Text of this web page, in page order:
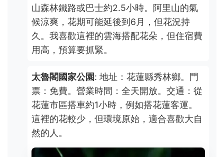
山森林鐵路或巴士約2.5小時。阿里山的氣
候涼爽，花期可能延後到6月，但花況持
久。我喜歡這裡的雲海搭配花朵，但住宿費
用高，預算要抓緊。
太魯閣國家公園: 地址：花蓮縣秀林鄉。門
票：免費。營業時間：全天開放。交通：從
花蓮市區搭車約1小時，例如搭花蓮客運。
這裡的花較少，但環境原始，適合喜歡大自
然的人。